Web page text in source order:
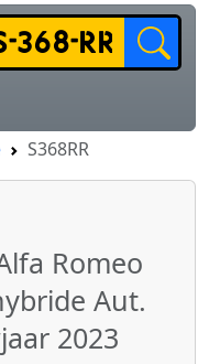
S368RR
Romeo
Aut.
2023